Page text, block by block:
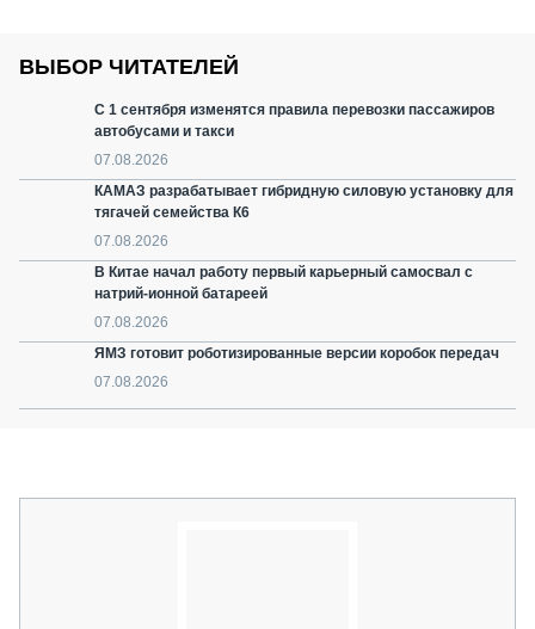
ВЫБОР ЧИТАТЕЛЕЙ
С 1 сентября изменятся правила перевозки пассажиров
автобусами и такси
07.08.2026
КАМАЗ разрабатывает гибридную силовую установку для
тягачей семейства К6
07.08.2026
В Китае начал работу первый карьерный самосвал с
натрий-ионной батареей
07.08.2026
ЯМЗ готовит роботизированные версии коробок передач
07.08.2026